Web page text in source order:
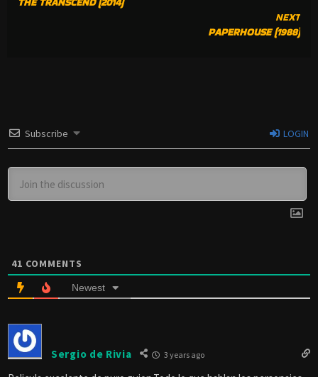
READING
NEXT
PAPERHOUSE (1988)
Subscribe LOGIN
41 COMMENTS
Newest
Sergio de Rivia 3 years ago